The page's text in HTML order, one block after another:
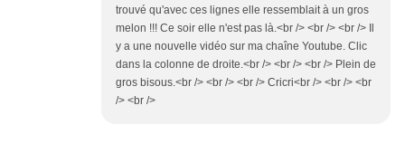
trouvé qu'avec ces lignes elle ressemblait à un gros
melon !!! Ce soir elle n'est pas là.<br /> <br /> <br /> Il
y a une nouvelle vidéo sur ma chaîne Youtube. Clic
dans la colonne de droite.<br /> <br /> <br /> Plein de
gros bisous.<br /> <br /> <br /> Cricri<br /> <br /> <br
/> <br />